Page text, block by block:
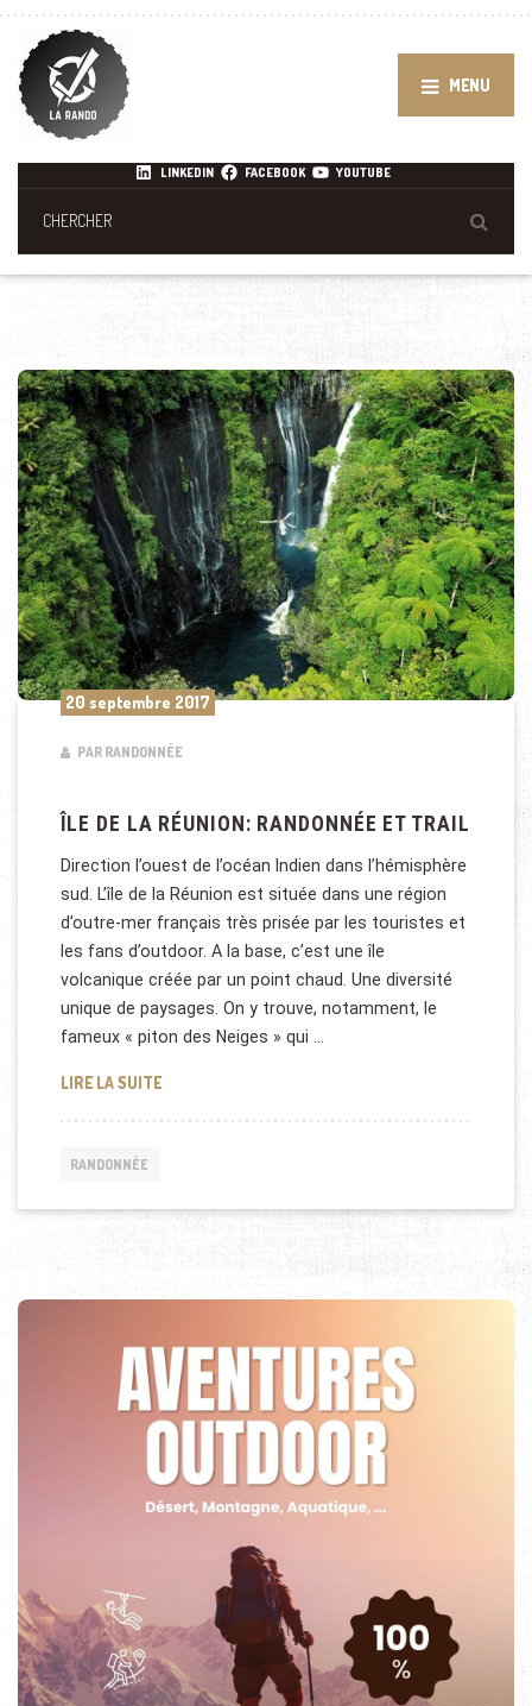
MENU
LINKEDIN FACEBOOK YOUTUBE
20 septembre 2017
PAR RANDONNÉE
ÎLE DE LA RÉUNION: RANDONNÉE ET TRAIL
Direction l’ouest de l’océan Indien dans l’hémisphère
sud. L’île de la Réunion est située dans une région
d’outre-mer français très prisée par les touristes et
les fans d’outdoor. A la base, c’est une île
volcanique créée par un point chaud. Une diversité
unique de paysages. On y trouve, notamment, le
fameux « piton des Neiges » qui …
LIRE LA SUITEÎLE DE LA RÉUNION: RANDONNÉE ET TRAIL
RANDONNÉE